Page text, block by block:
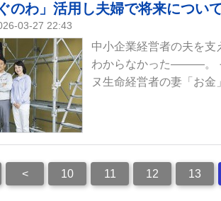
のわ」活用し夫婦で将来につ
03-27 22:43
中小企業経営者の夫を
わからなかった―――。
ヌ生命経営者の妻「お
< 10 11 12 13